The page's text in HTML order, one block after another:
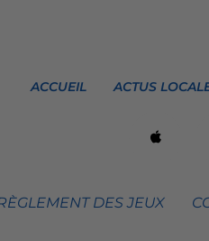
ACCUEIL ACTUS
DES JEUX